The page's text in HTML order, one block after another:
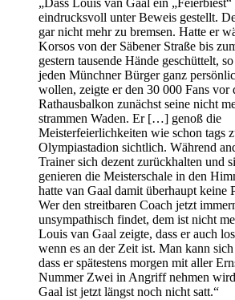
„Dass Louis van Gaal ein „Feierbiest“
eindrucksvoll unter Beweis gestellt.
gar nicht mehr zu bremsen. Hatte er
Korsos von der Säbener Straße bis
gestern tausende Hände geschüttelt,
jeden Münchner Bürger ganz
wollen, zeigte er den 30 000 Fans vor
Rathausbalkon zunächst seine nicht
strammen Waden. Er […] genoß die
Meisterfeierlichkeiten wie schon tags
Olympiastadion sichtlich. Während
Trainer sich dezent zurückhalten und
genieren die Meisterschale in den
hatte van Gaal damit überhaupt
Wer den streitbaren Coach jetzt
unsympathisch findet, dem ist nicht
Louis van Gaal zeigte, dass er auch
wenn es an der Zeit ist. Man kann
dass er spätestens morgen mit aller
Nummer Zwei in Angriff nehmen
Gaal ist jetzt längst noch nicht satt.“